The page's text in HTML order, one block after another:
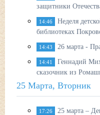
защитники
14:46
Неделя
библиотеках
14:43 26 марта -
14:41
Геннадий
сказочник из
25 Марта, Вторник
17:26 25 марта –